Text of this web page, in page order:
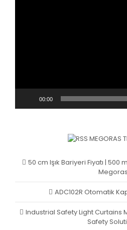
00:00
MEGORAS
50 cm Işık Bariyeri Fiyatı | 500
Megoras
ADC102R Otomatik
Industrial Safety Light Curtains
Safety